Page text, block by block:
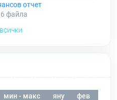
отчет
файла
мин - макс яну фев